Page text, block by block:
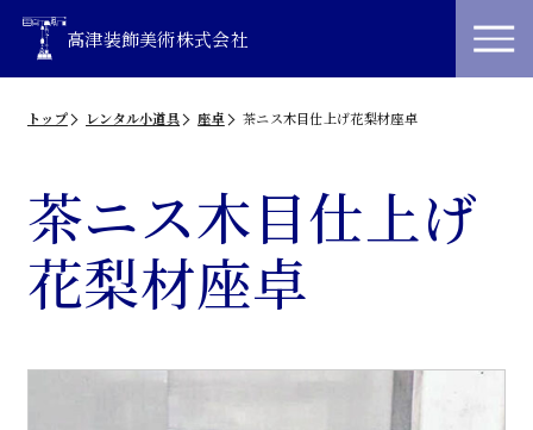
高津装飾美術株式会社
トップ レンタル小道具 座卓 茶ニス木目仕上げ花梨材座卓
茶ニス木目仕上げ
花梨材座卓